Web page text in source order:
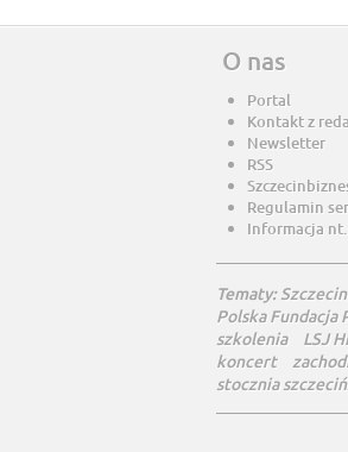
O nas
Portal
Kontakt z
Newsletter
RSS
Regulamin
Informacja
Tematy:Szczecin
Polska Fundacja
szkolenia
LSJ
koncert
stocznia